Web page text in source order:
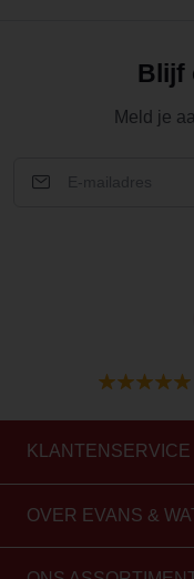
Blijf
Meld je
KLANTENSERVICE
OVER EVANS &